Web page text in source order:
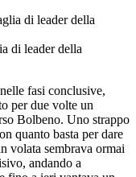
di leader della
fasi conclusive,
per due volte un
Bolbeno. Uno strappo
quanto basta per dare
volata sembrava ormai
andando a